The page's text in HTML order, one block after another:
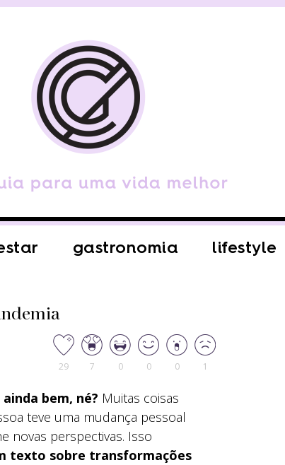
gastronomia lifestyle
29 7 0 0 0 1
bem, né? Muitas coisas
teve uma mudança pessoal
novas perspectivas. Isso
texto sobre transformações